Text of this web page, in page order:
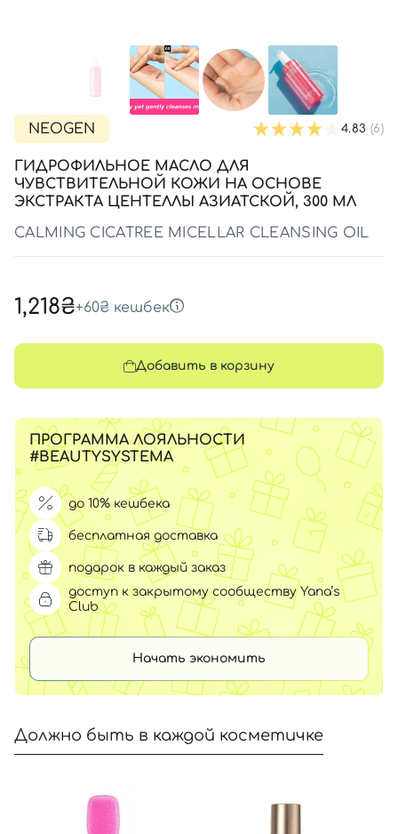
Карбокситерапия
Бьюти Гаджеты
Автозагар
Шея и декольте
Для детей
Для мужчин
Для детей
Для мужчин
Интимный уход
Автозагар
NEOGEN 4.83 (6)
ГИДРОФИЛЬНОЕ МАСЛО ДЛЯ
ЧУВСТВИТЕЛЬНОЙ КОЖИ НА ОСНОВЕ
ЭКСТРАКТА ЦЕНТЕЛЛЫ АЗИАТСКОЙ, 300 МЛ
CALMING CICATREE MICELLAR CLEANSING OIL
1,218₴+60₴ кешбек
Добавить в корзину
ПРОГРАММА ЛОЯЛЬНОСТИ
#BEAUTYSYSTEMA
до 10% кешбека
бесплатная доставка
подарок в каждый заказ
доступ к закрытому сообществу Yana’s
Club
Начать экономить
Должно быть в каждой косметичке